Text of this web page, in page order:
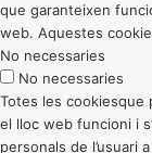
que garanteixen
web. Aquestes
No necessaries
No necessaries
Totes les cookiesque
el lloc web funcioni i
personals de l’usuari